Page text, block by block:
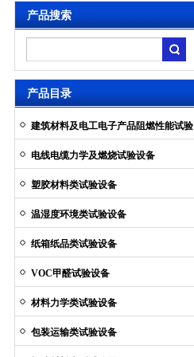
产品搜索
产品目录
建筑材料及电工电子产品阻燃性能试验
电线电缆力学及燃烧试验设备
塑胶材料类试验设备
温湿度环境类试验设备
纸箱纸品类试验设备
VOC甲醛试验设备
材料力学类试验设备
包装运输类试验设备